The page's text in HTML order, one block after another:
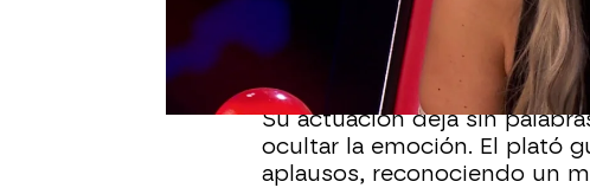
En el Asalto Final de La Voz
a todos con una
los primeros compases,
Su actuación deja sin
ocultar la emoción. El plató
aplausos, reconociendo un